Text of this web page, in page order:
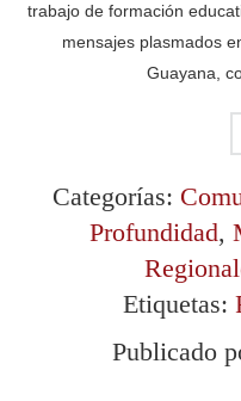
trabajo de formación
mensajes plasmados
Guayana,
Categorías:
Profundidad,
Etiquetas:
Publicado